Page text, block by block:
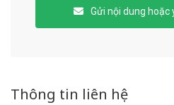
Gửi nội dung hoặc
Thông tin liên hệ